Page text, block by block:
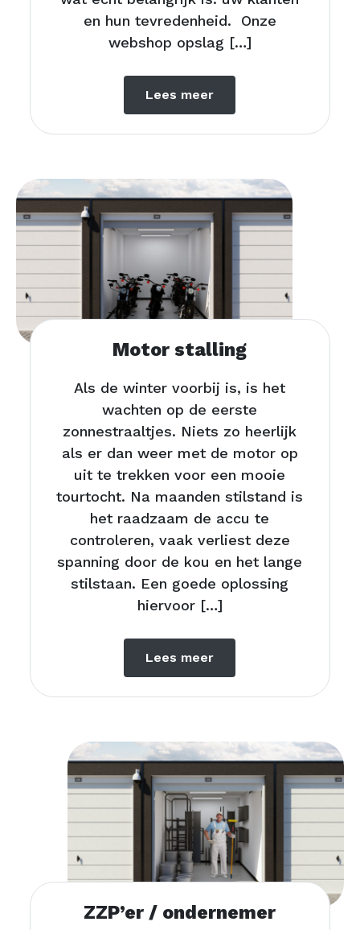
en hun tevredenheid. Onze
webshop opslag […]
Lees meer
Motor stalling
Als de winter voorbij is, is het
wachten op de eerste
zonnestraaltjes. Niets zo heerlijk
als er dan weer met de motor op
uit te trekken voor een mooie
tourtocht. Na maanden stilstand is
het raadzaam de accu te
controleren, vaak verliest deze
spanning door de kou en het lange
stilstaan. Een goede oplossing
hiervoor […]
Lees meer
ZZP’er / ondernemer